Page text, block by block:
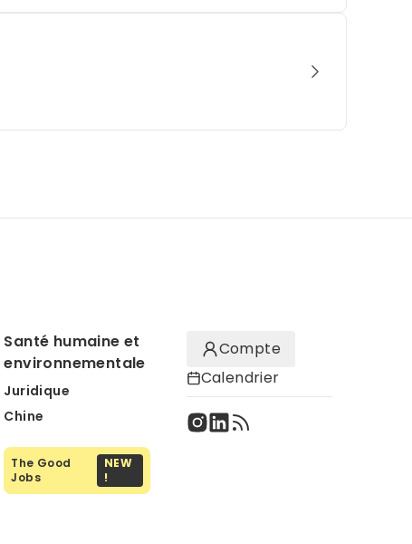
Santé humaine et
environnementale
Juridique
Chine
The Good
Jobs
NEW
!
Compte
Calendrier